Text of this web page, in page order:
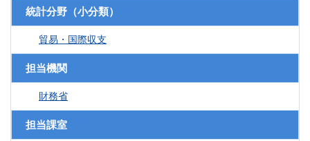
統計分野（小分類）
貿易・国際収支
担当機関
財務省
担当課室